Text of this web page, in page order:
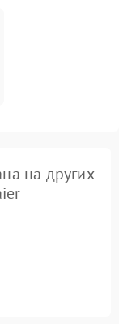
на других